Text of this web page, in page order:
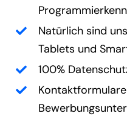
Natürlich sind
Tablets und
100%